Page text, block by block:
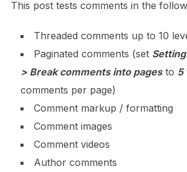
This post tests comments in the
Threaded comments up to 10
Paginated comments (set
> Break comments into pagesto 5
comments per page)
Comment markup / formatting
Comment images
Comment videos
Author comments